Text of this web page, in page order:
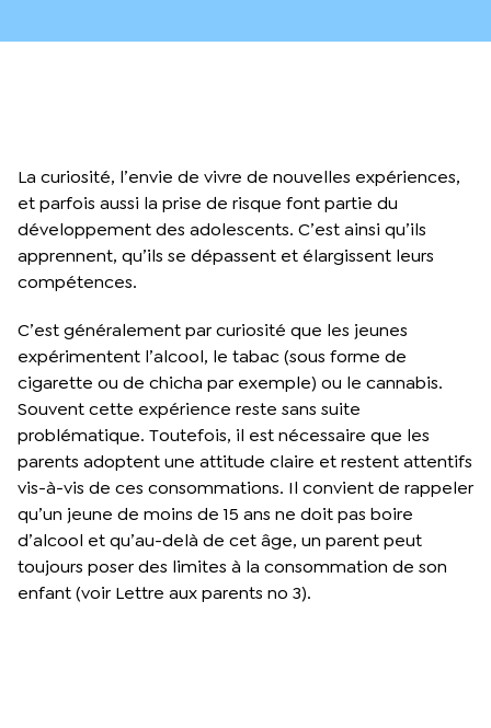
La curiosité, l’envie de vivre de nouvelles expériences,
et parfois aussi la prise de risque font partie du
développement des adolescents. C’est ainsi qu’ils
apprennent, qu’ils se dépassent et élargissent leurs
compétences.
C’est généralement par curiosité que les jeunes
expérimentent l’alcool, le tabac (sous forme de
cigarette ou de chicha par exemple) ou le cannabis.
Souvent cette expérience reste sans suite
problématique. Toutefois, il est nécessaire que les
parents adoptent une attitude claire et restent attentifs
vis-à-vis de ces consommations. Il convient de rappeler
qu’un jeune de moins de 15 ans ne doit pas boire
d’alcool et qu’au-delà de cet âge, un parent peut
toujours poser des limites à la consommation de son
enfant (voir Lettre aux parents no 3).